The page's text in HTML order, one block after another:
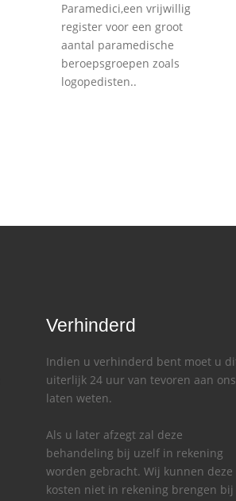
Paramedici,een vrijwillig
register voor een groot
aantal paramedische
beroepsgroepen zoals
logopedisten..
Verhinderd
Indien u verhinderd bent moet u
uiterlijk 24 uur van tevoren aan ons
laten weten.
Als u later afzegt zal deze
behandeling bij uzelf in rekening
worden gebracht. Wij kunnen deze
kosten niet in rekening brengen bij